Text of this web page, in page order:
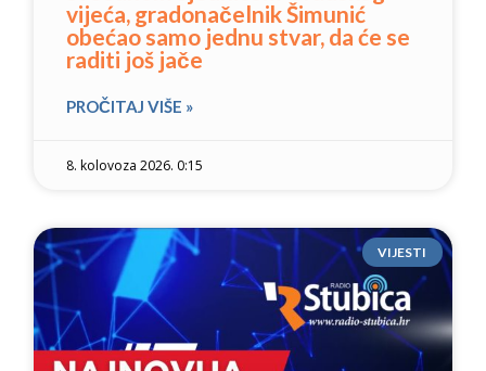
vijeća, gradonačelnik Šimunić
obećao samo jednu stvar, da će se
raditi još jače
PROČITAJ VIŠE »
8. kolovoza 2026. 0:15
VIJESTI